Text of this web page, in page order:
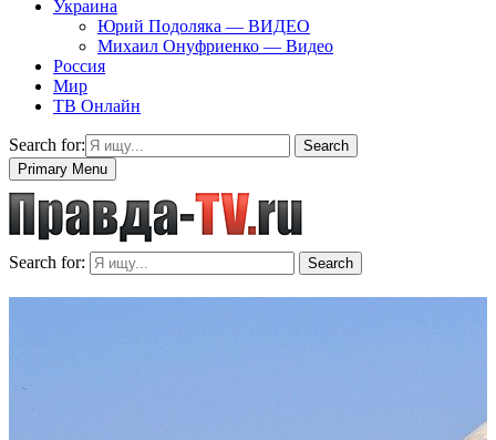
Украина
Юрий Подоляка — ВИДЕО
Михаил Онуфриенко — Видео
Россия
Мир
ТВ Онлайн
Search for:
Search
Primary Menu
Search for: Search